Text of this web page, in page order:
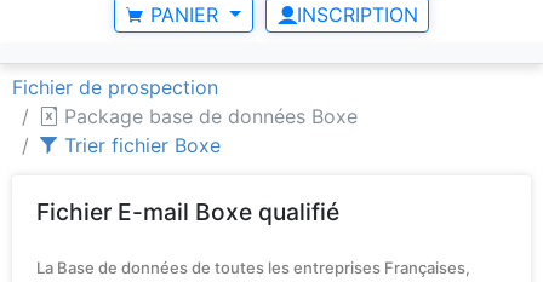
PANIER INSCRIPTION
Fichier de prospection
Package base de données Boxe
Trier fichier Boxe
Fichier E-mail Boxe qualifié
La Base de données de toutes les entreprises Françaises,